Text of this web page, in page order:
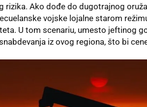
rizika. Ako dođe do dugotrajnog
vojske lojalne starom
U tom scenariu, umesto jeftinog
iz ovog regiona, što bi